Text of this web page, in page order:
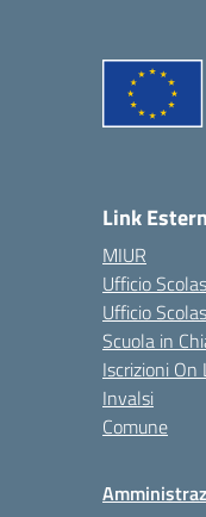
Link
MIUR
Ufficio
Ufficio
Scuola in
Iscrizioni On
Invalsi
Comune